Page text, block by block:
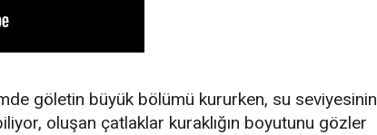
göletin büyük bölümü kururken, su seviyesinin
oluşan çatlaklar kuraklığın boyutunu gözler